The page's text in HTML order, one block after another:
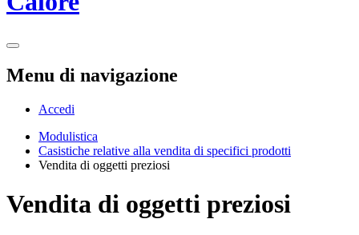
Menu di navigazione
Accedi
Modulistica
Casistiche relative alla vendita di specifici prodotti
Vendita di oggetti preziosi
Vendita di oggetti preziosi